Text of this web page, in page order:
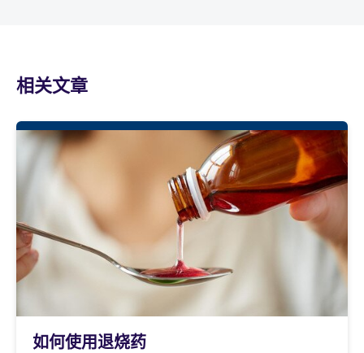
相关文章
如何使用退烧药